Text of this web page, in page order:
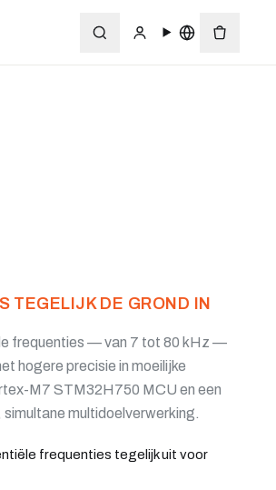
TEGELIJK DE GROND IN
frequenties — van 7 tot 80 kHz —
hogere precisie in moeilijke
M7 STM32H750 MCU en een
multidoelverwerking.
frequenties tegelijk uit voor